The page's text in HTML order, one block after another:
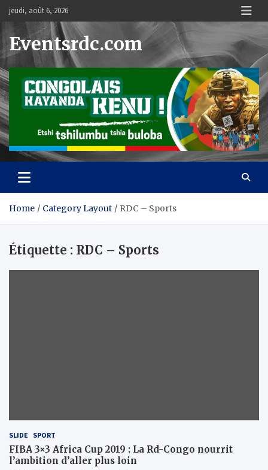
Skip
content
jeudi, août 6, 2026
Eventsrdc.com
Home Category Layout RDC – Sports
Étiquette : RDC – Sports
SLIDE SPORT
FIBA 3×3 Africa Cup 2019 : La Rd-Congo nourrit
l’ambition d’aller plus loin